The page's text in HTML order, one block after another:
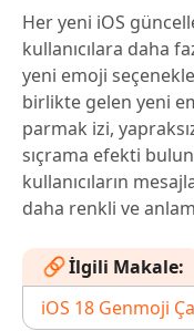
Her yeni iOS
kullanıcılara daha
yeni emoji
birlikte gelen yeni
parmak izi,
sıçrama efekti
kullanıcıların
daha renkli ve
İlgili Makale:
iOS 18 Genmoji